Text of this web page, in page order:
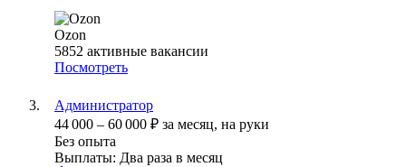
Ozon
5852 активные вакансии
Посмотреть
Администратор
44 000 – 60 000 ₽ за месяц, на руки
Без опыта
Выплаты: Два раза в месяц